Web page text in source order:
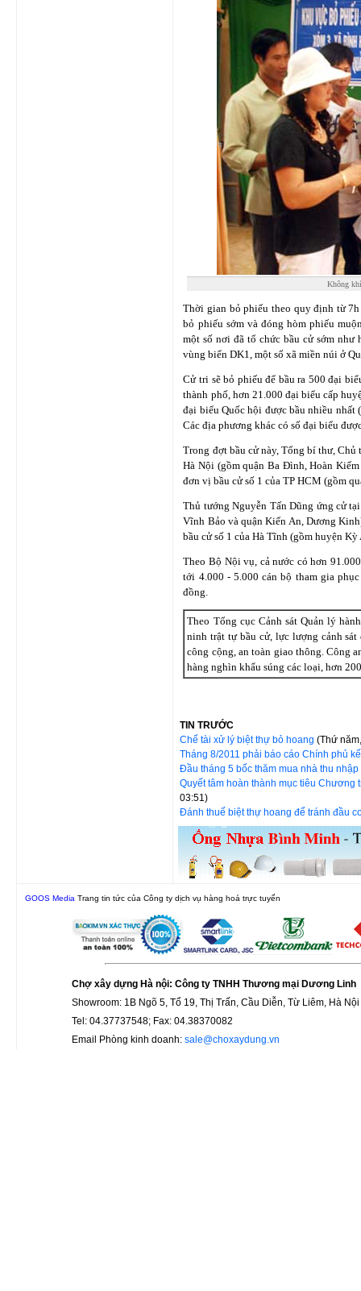
Không
Thời gian bỏ phiếu theo quy định từ
bỏ phiếu sớm và đóng hòm phiếu
một số nơi đã tổ chức bầu cử sớm như
vùng biển DK1, một số xã miền núi ở
Cử tri sẽ bỏ phiếu để bầu ra 500 đại
thành phố, hơn 21.000 đại biểu cấp
đại biểu Quốc hội được bầu nhiều nhất
Các địa phương khác có số đại biểu
Trong đợt bầu cử này, Tổng bí thư,
Hà Nội (gồm quận Ba Đình, Hoàn
đơn vị bầu cử số 1 của TP HCM (gồm
Thủ tướng Nguyễn Tấn Dũng ứng cử
Vĩnh Bảo và quận Kiến An, Dương
bầu cử số 1 của Hà Tĩnh (gồm huyện
Theo Bộ Nội vụ, cả nước có hơn
tới 4.000 - 5.000 cán bộ tham gia
đồng.
Theo Tổng cục Cảnh sát Quản lý
ninh trật tự bầu cử, lực lượng cảnh
công cộng, an toàn giao thông. Công
hàng nghìn khẩu súng các loại, hơn
TIN TRƯỚC
Chế tài xử lý biệt thự bỏ hoang(Thứ
Tháng 8/2011 phải báo cáo Chính phủ
Đầu tháng 5 bốc thăm mua nhà thu
Quyết tâm hoàn thành mục tiêu Chương
03:51)
Đánh thuế biệt thự hoang để tránh đầu
GOOS Media Trang tin tức của Công ty dịch vụ hàng hoá trực tuyến
Chợ xây dựng Hà nội: Công ty TNHH Thương mại Dương Linh
Showroom: 1B Ngõ 5, Tổ 19, Thị Trấn, Cầu Diễn, Từ Liêm, Hà Nội
Tel: 04.37737548; Fax: 04.38370082
Email Phòng kinh doanh: sale@choxaydung.vn